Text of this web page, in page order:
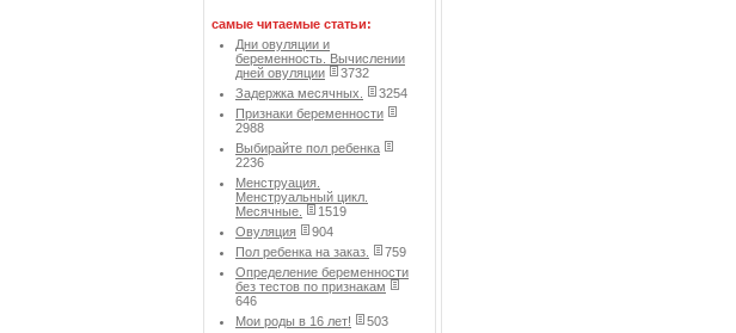
самые читаемые статьи:
Дни овуляции и
беременность. Вычислении
дней овуляции
3732
Задержка месячных.
3254
Признаки беременности
2988
Выбирайте пол ребенка
2236
Менструация.
Менструальный цикл.
Месячные.
1519
Овуляция
904
Пол ребенка на заказ.
759
Определение беременности
без тестов по признакам
646
Мои роды в 16 лет!
503